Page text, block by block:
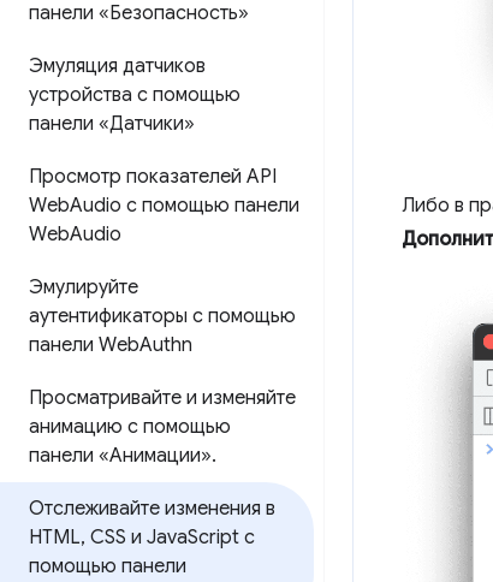
панели «Безопасность»
Эмуляция датчиков
устройства с помощью
панели «Датчики»
Просмотр показателей API
WebAudio с помощью панели
WebAudio
Эмулируйте
аутентификаторы с помощью
панели WebAuthn
Просматривайте и изменяйте
анимацию с помощью
панели «Анимации».
Отслеживайте изменения в
HTML, CSS и JavaScript с
помощью панели
Либо в